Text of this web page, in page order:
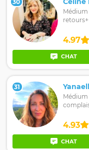
30
Médium
4.97
CHAT
31
Médium
4.93
CHAT